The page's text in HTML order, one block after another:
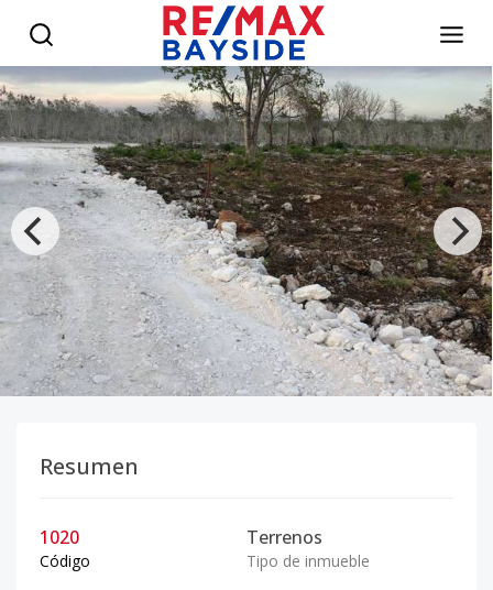
Resumen
1020
Código
Terrenos
Tipo de inmueble
Proyecto Solares Bavaro-Punta Cana - RE/MAX Bayside